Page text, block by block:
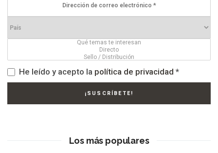
He leído y acepto la política de privacidad *
Los más populares